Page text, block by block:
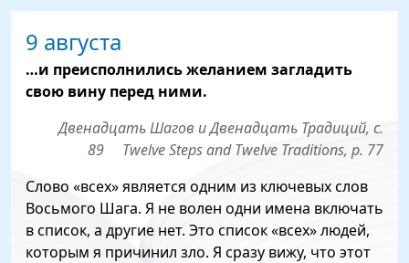
9 августа
…и преисполнились желанием загладить
свою вину перед ними.
Двенадцать Шагов и Двенадцать Традиций, с.
89 Twelve Steps and Twelve Traditions, p. 77
Слово «всех» является одним из ключевых слов
Восьмого Шага. Я не волен одни имена включать
в список, а другие нет. Это список «всех» людей,
которым я причинил зло. Я сразу вижу, что этот